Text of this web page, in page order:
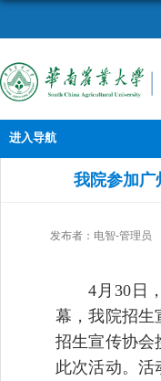
进入导航
我院参加广
发布者：电智-管理员
4 月 30日
幕，我院招生
招生宣传协会
此次活动。活